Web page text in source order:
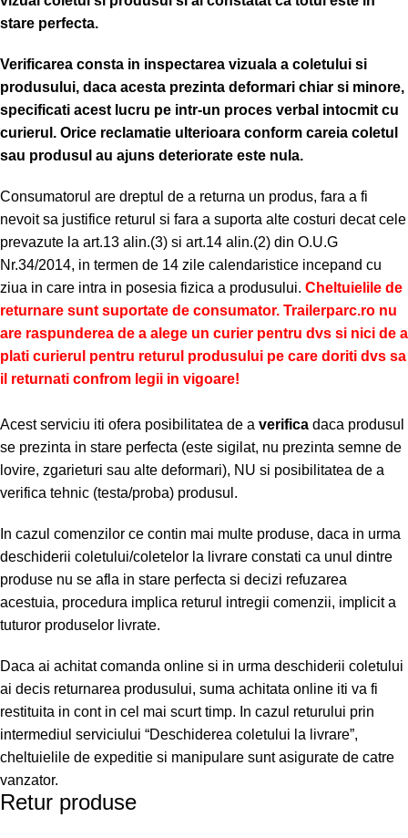
stare perfecta.
Verificarea consta in inspectarea vizuala a coletului si
produsului, daca acesta prezinta deformari chiar si minore,
specificati acest lucru pe intr-un proces verbal intocmit cu
curierul. Orice reclamatie ulterioara conform careia coletul
sau produsul au ajuns deteriorate este nula.
Consumatorul are dreptul de a returna un produs, fara a fi
nevoit sa justifice returul si fara a suporta alte costuri decat cele
prevazute la art.13 alin.(3) si art.14 alin.(2) din O.U.G
Nr.34/2014, in termen de 14 zile calendaristice incepand cu
ziua in care intra in posesia fizica a produsului. Cheltuielile de
returnare sunt suportate de consumator. Trailerparc.ro nu
are raspunderea de a alege un curier pentru dvs si nici de a
plati curierul pentru returul produsului pe care doriti dvs sa
il returnati confrom legii in vigoare!
Acest serviciu iti ofera posibilitatea de a verifica daca produsul
se prezinta in stare perfecta (este sigilat, nu prezinta semne de
lovire, zgarieturi sau alte deformari), NU si posibilitatea de a
verifica tehnic (testa/proba) produsul.
In cazul comenzilor ce contin mai multe produse, daca in urma
deschiderii coletului/coletelor la livrare constati ca unul dintre
produse nu se afla in stare perfecta si decizi refuzarea
acestuia, procedura implica returul intregii comenzii, implicit a
tuturor produselor livrate.
Daca ai achitat comanda online si in urma deschiderii coletului
ai decis returnarea produsului, suma achitata online iti va fi
restituita in cont in cel mai scurt timp. In cazul returului prin
intermediul serviciului “Deschiderea coletului la livrare”,
cheltuielile de expeditie si manipulare sunt asigurate de catre
vanzator.
Retur produse